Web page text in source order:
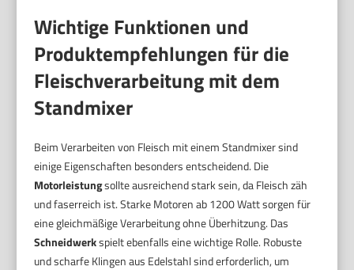
Wichtige Funktionen und
Produktempfehlungen für die
Fleischverarbeitung mit dem
Standmixer
Beim Verarbeiten von Fleisch mit einem Standmixer sind
einige Eigenschaften besonders entscheidend. Die
Motorleistungsollte ausreichend stark sein, da Fleisch zäh
und faserreich ist. Starke Motoren ab 1200 Watt sorgen für
eine gleichmäßige Verarbeitung ohne Überhitzung. Das
Schneidwerkspielt ebenfalls eine wichtige Rolle. Robuste
und scharfe Klingen aus Edelstahl sind erforderlich, um